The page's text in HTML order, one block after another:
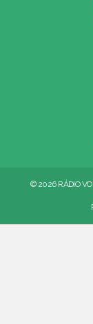
© 2026 RÁDIO